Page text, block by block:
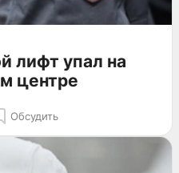
лифт упал на
центре
Обсудить